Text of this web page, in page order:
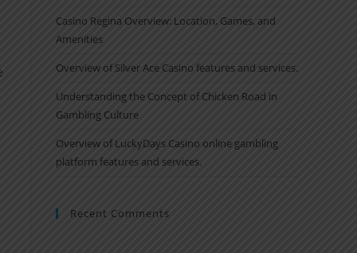
Casino Regina Overview: Location, Games, and
Amenities
Overview of Silver Ace Casino features and services.
Understanding the Concept of Chicken Road in
Gambling Culture
Overview of LuckyDays Casino online gambling
platform features and services.
Recent Comments